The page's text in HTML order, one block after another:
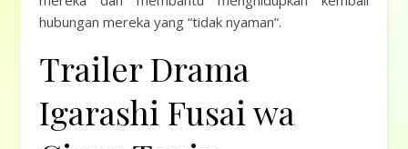
hubungan mereka yang “tidak nyaman”.
Trailer Drama
Igarashi Fusai wa